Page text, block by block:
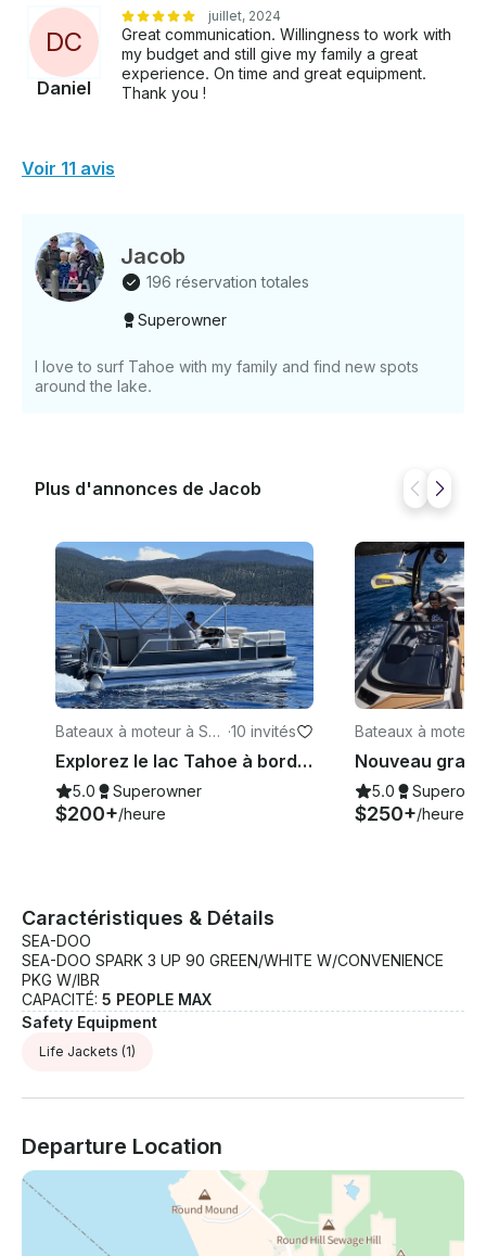
DC
Daniel
juillet, 2024
Great communication. Willingness to work with
my budget and still give my family a great
experience. On time and great equipment.
Thank you !
Voir 11 avis
Jacob
196 réservation totales
Superowner
I love to surf Tahoe with my family and find new spots
around the lake.
Plus d'annonces de Jacob
Bateaux à moteur à Sou
th Lake Tahoe
·10 invités
Explorez le lac Tahoe à bord de notre ponton Godfrey Sweet Water de luxe
5.0 Superowner
$200+/heure
Bateaux à moteur
eline
5.0
$250+/heure
Caractéristiques & Détails
SEA-DOO
SEA-DOO SPARK 3 UP 90 GREEN/WHITE W/CONVENIENCE
PKG W/IBR
CAPACITÉ: 5 PEOPLE MAX
Safety Equipment
Life Jackets (1)
Departure Location